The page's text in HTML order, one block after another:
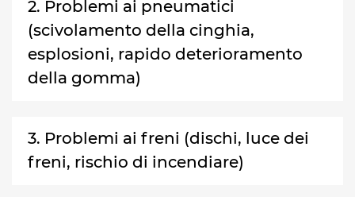
2. Problemi ai pneumatici
(scivolamento della cinghia,
esplosioni, rapido deterioramento
della gomma)
3. Problemi ai freni (dischi, luce dei
freni, rischio di incendiare)